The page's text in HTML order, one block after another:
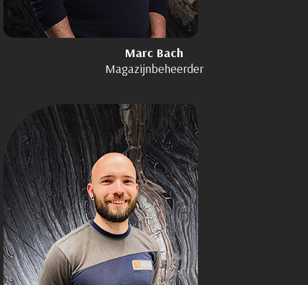
Marc Bach
Magazijnbeheerder